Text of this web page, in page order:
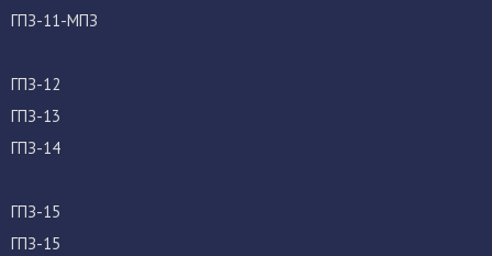
ГПЗ-11-МПЗ
ГПЗ-12
ГПЗ-13
ГПЗ-14
ГПЗ-15
ГПЗ-15